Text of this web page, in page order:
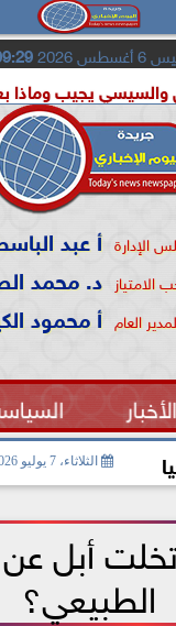
  
2026
09:29
وماذا بعد
الإدارة أ عبد
الامتياز د. محمد
العام أ محمود
الأخبار
الثلاثاء، 7 يوليو 2026
أبل عن
الطبيعي؟